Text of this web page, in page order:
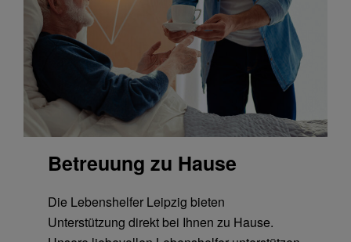
Betreuung zu Hause
Die Lebenshelfer Leipzig bieten
Unterstützung direkt bei Ihnen zu Hause.